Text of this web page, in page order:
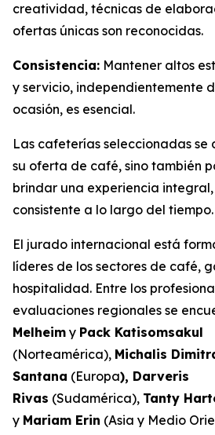
creatividad, técnicas de
ofertas únicas son reconocidas.
Consistencia: Mantener altos
y servicio, independientemente
ocasión, es esencial.
Las cafeterías seleccionadas se
su oferta de café, sino también
brindar una experiencia
consistente a lo largo del tiempo.
El jurado internacional está
líderes de los sectores de café,
hospitalidad. Entre los
evaluaciones regionales se
Melheim y Pack Katisomsakul
(Norteamérica), Michalis
Santana (Europa), Darveris
Rivas (Sudamérica), Tanty
y Mariam Erin (Asia y Medio